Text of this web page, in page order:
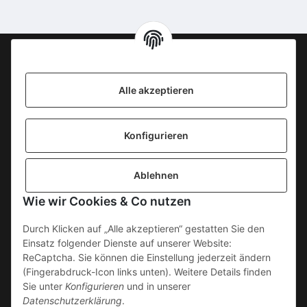
Alle akzeptieren
Konfigurieren
Ablehnen
Wie wir Cookies & Co nutzen
Durch Klicken auf „Alle akzeptieren“ gestatten Sie den
Einsatz folgender Dienste auf unserer Website:
ReCaptcha. Sie können die Einstellung jederzeit ändern
(Fingerabdruck-Icon links unten). Weitere Details finden
Sie unter Konfigurieren und in unserer
Datenschutzerklärung.
SICHERE ZAHLUNGSWEISEN
Gesetzliche Informationen